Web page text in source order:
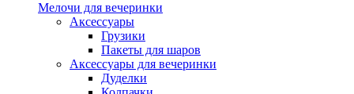
Мелочи для вечеринки
Аксессуары
Грузики
Пакеты для шаров
Аксессуары для вечеринки
Дуделки